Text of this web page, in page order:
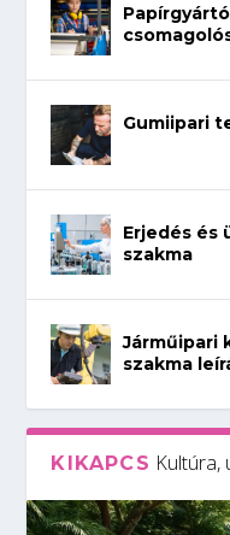
Gumiipari
Erjedés és
szakma
Járműipari
szakma
KIKAPCS Kultúra,